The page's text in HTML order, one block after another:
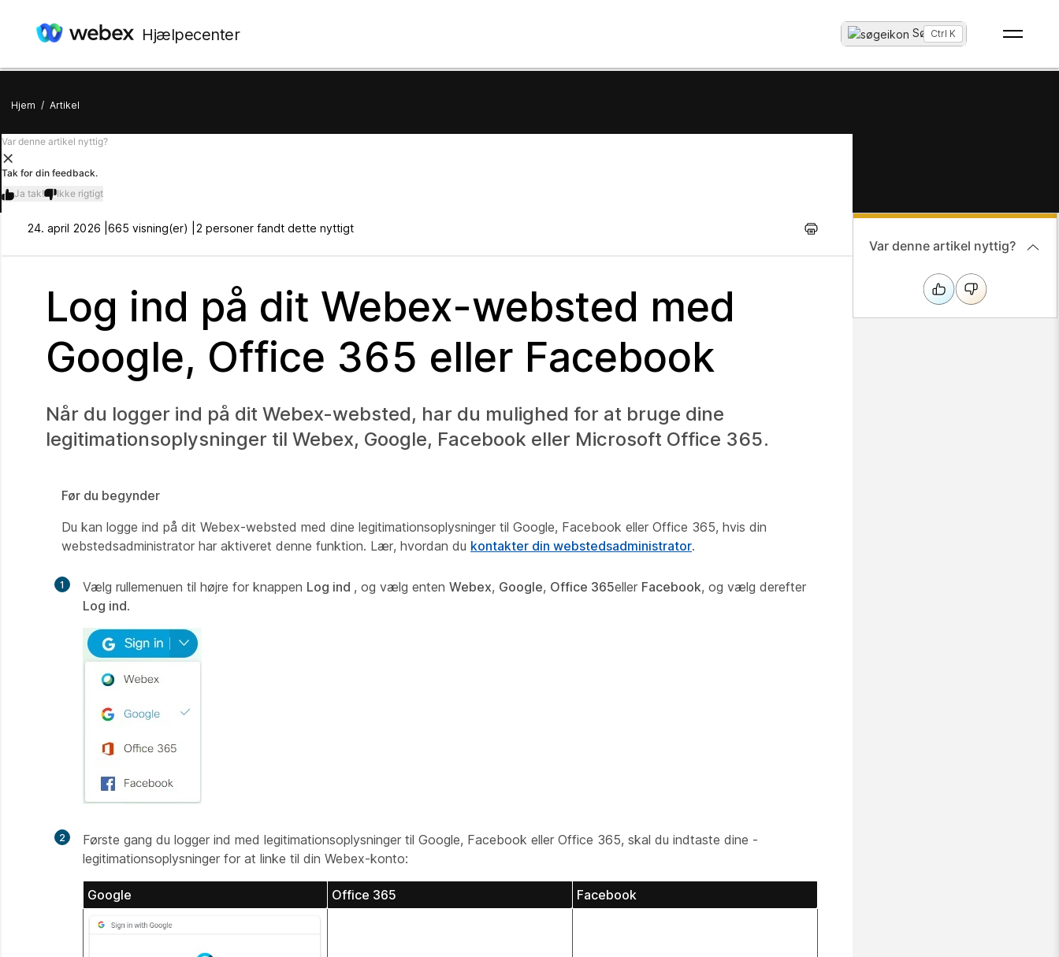
Hjælpecenter Søg...
Ctrl K
Hjem / Artikel
Var denne artikel nyttig?
Tak for din feedback.
Ja tak!
Ikke rigtigt
24. april 2026 | 665 visning(er) | 2 personer fandt dette nyttigt
Log ind på dit Webex-websted med
Google, Office 365 eller Facebook
Når du logger ind på dit Webex-websted, har du mulighed for at bruge dine
legitimationsoplysninger til Webex, Google, Facebook eller Microsoft Office 365.
Før du begynder
Du kan logge ind på dit Webex-websted med dine legitimationsoplysninger til Google, Facebook eller Office 365, hvis din
webstedsadministrator har aktiveret denne funktion. Lær, hvordan du kontakter din webstedsadministrator.
1 Vælg rullemenuen til højre for knappen Log ind , og vælg enten Webex, Google, Office 365eller Facebook, og vælg derefter
Log ind.
2
Første gang du logger ind med legitimationsoplysninger til Google, Facebook eller Office 365, skal du indtaste dine -
legitimationsoplysninger for at linke til din Webex-konto:
Google Office 365 Facebook
Var denne artikel nyttig?